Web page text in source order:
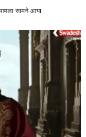
सामने आया…